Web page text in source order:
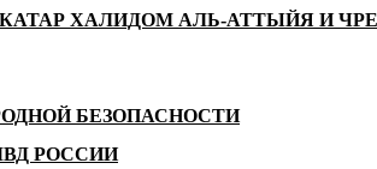
ХАЛИДОМ АЛЬ-АТТЫЙЯ И
БЕЗОПАСНОСТИ
РОССИИ